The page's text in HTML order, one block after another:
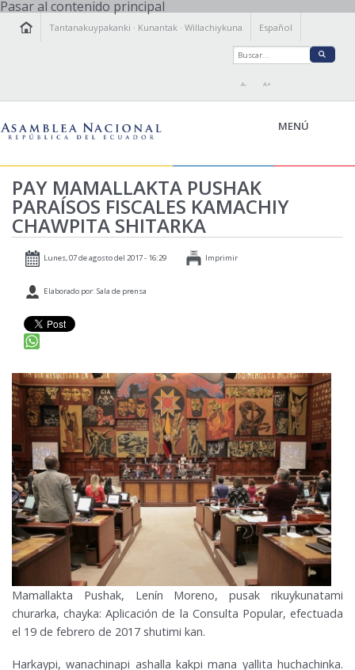
Pasar al contenido principal
Tantanakuypakanki · Kunantak ·Willachiykuna Español
A- A+
MENÚ
TANTANAKUY
KAMACHIY KILLKAY
ÑAWINCHIY
ISTALLAKTAMANTA
PAY MAMALLAKTA PUSHAK
PARAÍSOS FISCALES KAMACHIY
CHAWPITA SHITARKA
Lunes, 07 de agosto del 2017 - 16:29 Imprimir
Elaborado por: Sala de prensa
Mamallakta Pushak, Lenín Moreno, pusak rikuykunatami
churarka, chayka: Aplicación de la Consulta Popular, efectuada
el 19 de febrero de 2017 shutimi kan.
Harkaypi, wanachinapi ashalla kakpi mana yallita huchachinka.